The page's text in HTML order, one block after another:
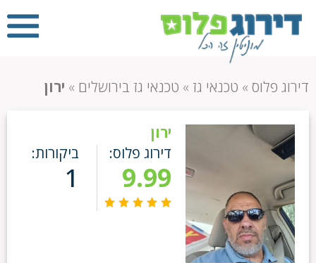
דירוג פלוס » טכנאי גז » טכנאי גז בירושלים » ירון
ירון
דירוג פלוס:
9.99
ביקורות:
1